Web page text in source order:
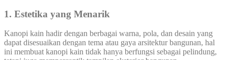
1. Estetika yang Menarik
Kanopi kain hadir dengan berbagai warna, pola, dan desain yang
dapat disesuaikan dengan tema atau gaya arsitektur bangunan, hal
ini membuat kanopi kain tidak hanya berfungsi sebagai pelindung,